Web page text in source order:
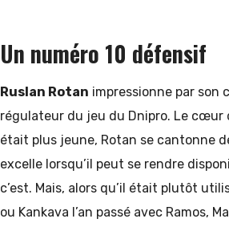
Un numéro 10 défensif
Ruslan Rotan impressionne par son
régulateur du jeu du Dnipro. Le cœur
était plus jeune, Rotan se cantonne
excelle lorsqu’il peut se rendre
c’est. Mais, alors qu’il était plutôt
ou Kankava l’an passé avec Ramos,